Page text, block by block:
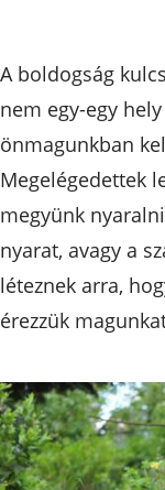
A boldogság
nem egy-egy
önmagunkban
Megelégedettek
megyünk
nyarat, avagy a
léteznek arra,
érezzük